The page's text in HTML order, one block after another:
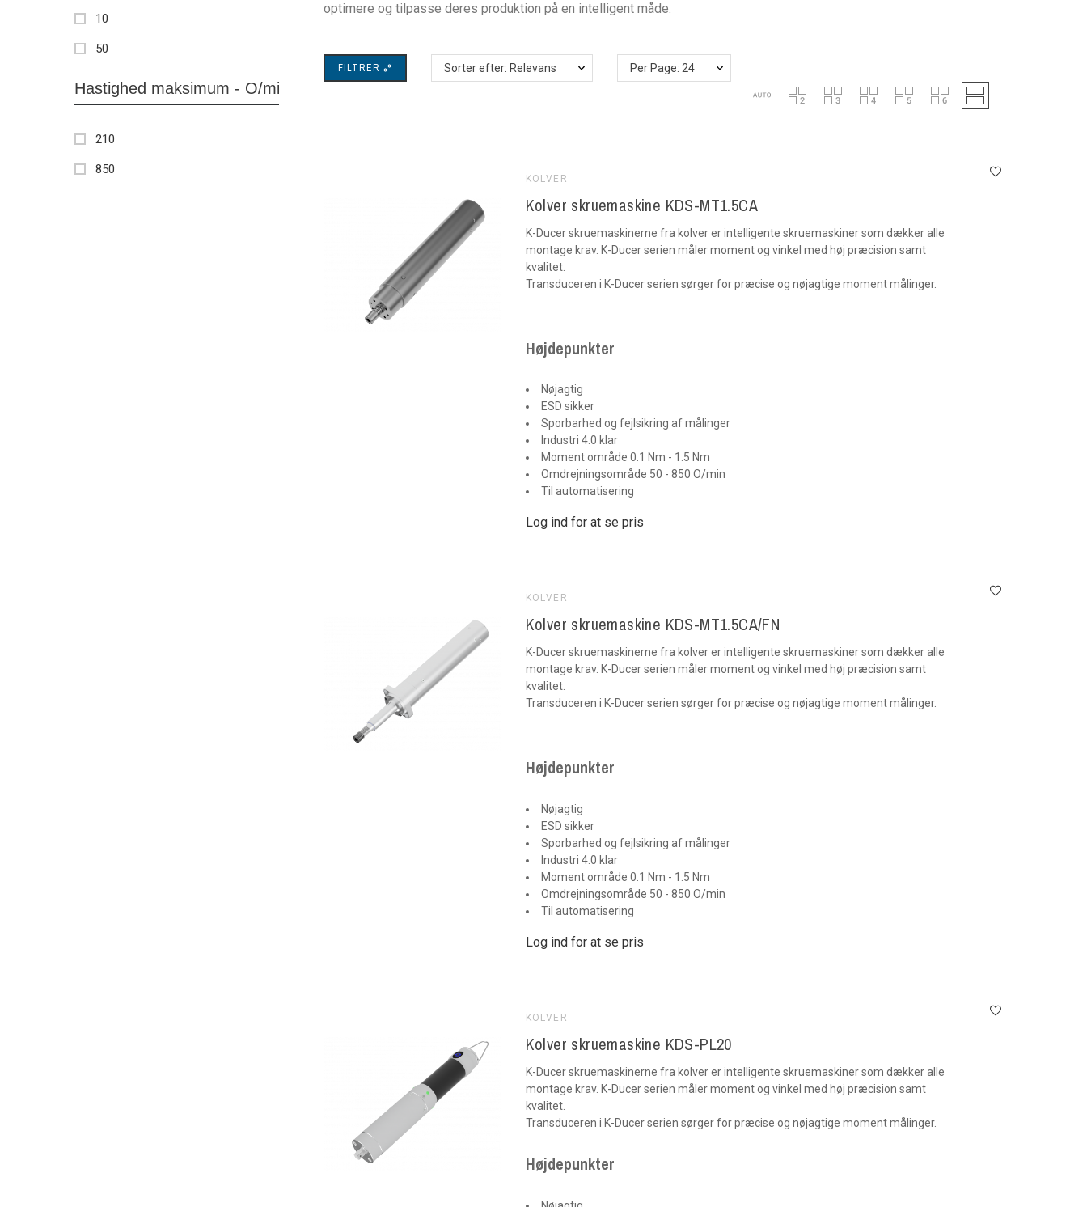
10
50
Hastighed maksimum - O/min
210
850
optimere og tilpasse deres produktion på en intelligent måde.
FILTRER Sorter efter: Relevans Per Page: 24
KOLVER
Kolver skruemaskine KDS-MT1.5CA
Log ind for at se pris
K-Ducer skruemaskinerne fra kolver er intelligente skruemaskiner som dækker alle
montage krav. K-Ducer serien måler moment og vinkel med høj præcision samt
kvalitet.
Transduceren i K-Ducer serien sørger for præcise og nøjagtige moment målinger.
Højdepunkter
Nøjagtig
ESD sikker
Sporbarhed og fejlsikring af målinger
Industri 4.0 klar
Moment område 0.1 Nm - 1.5 Nm
Omdrejningsområde 50 - 850 O/min
Til automatisering
KOLVER
Kolver skruemaskine KDS-MT1.5CA/FN
Log ind for at se pris
K-Ducer skruemaskinerne fra kolver er intelligente skruemaskiner som dækker alle
montage krav. K-Ducer serien måler moment og vinkel med høj præcision samt
kvalitet.
Transduceren i K-Ducer serien sørger for præcise og nøjagtige moment målinger.
Højdepunkter
Nøjagtig
ESD sikker
Sporbarhed og fejlsikring af målinger
Industri 4.0 klar
Moment område 0.1 Nm - 1.5 Nm
Omdrejningsområde 50 - 850 O/min
Til automatisering
KOLVER
Kolver skruemaskine KDS-PL20
K-Ducer skruemaskinerne fra kolver er intelligente skruemaskiner som dækker alle
montage krav. K-Ducer serien måler moment og vinkel med høj præcision samt
kvalitet.
Transduceren i K-Ducer serien sørger for præcise og nøjagtige moment målinger.
Højdepunkter